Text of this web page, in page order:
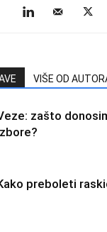
VIŠE OD
zašto
preboleti